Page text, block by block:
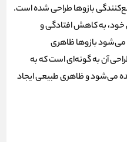
بازوهاطراحی شده است.
خود، به کاهش افتادگی و
بازوها ظاهری
آن به گونه‌ای است که به
می‌شود و ظاهری طبیعی ایجاد